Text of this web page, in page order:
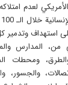
لعدم
استهداف وتدمير
من، المدارس
والطرق، ومحطات
والجسور،